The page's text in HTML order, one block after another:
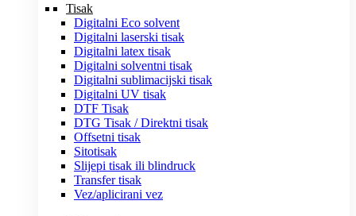
Tisak
Digitalni Eco solvent
Digitalni laserski tisak
Digitalni latex tisak
Digitalni solventni tisak
Digitalni sublimacijski tisak
Digitalni UV tisak
DTF Tisak
DTG Tisak / Direktni tisak
Offsetni tisak
Sitotisak
Slijepi tisak ili blindruck
Transfer tisak
Vez/aplicirani vez